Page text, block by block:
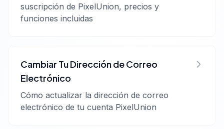
suscripción de PixelUnion, precios y
funciones incluidas
Cambiar Tu Dirección de Correo
Electrónico
Cómo actualizar la dirección de correo
electrónico de tu cuenta PixelUnion